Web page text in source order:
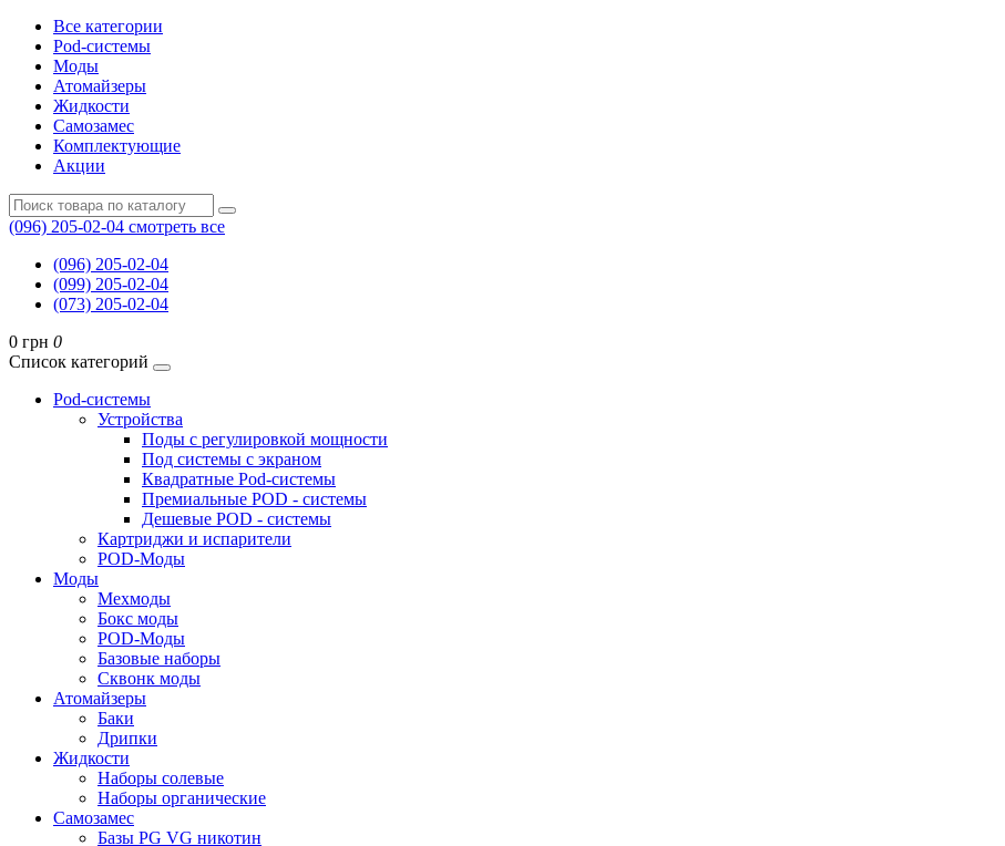
Все категории
Pod-системы
Моды
Атомайзеры
Жидкости
Самозамес
Комплектующие
Акции
(096) 205-02-04 смотреть все
(096) 205-02-04
(099) 205-02-04
(073) 205-02-04
0 грн 0
Список категорий
Pod-системы
Устройства
Поды с регулировкой мощности
Под системы с экраном
Квадратные Pod-системы
Премиальные POD - системы
Дешевые POD - системы
Картриджи и испарители
POD-Моды
Моды
Мехмоды
Бокс моды
POD-Моды
Базовые наборы
Сквонк моды
Атомайзеры
Баки
Дрипки
Жидкости
Наборы солевые
Наборы органические
Самозамес
Базы PG VG никотин